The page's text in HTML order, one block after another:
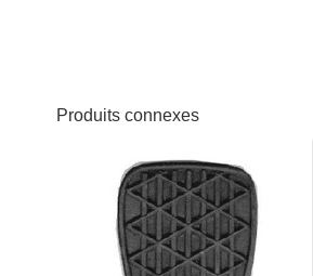
Produits connexes